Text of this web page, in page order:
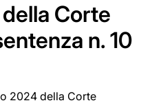
Corte
n. 10
2024 della Corte